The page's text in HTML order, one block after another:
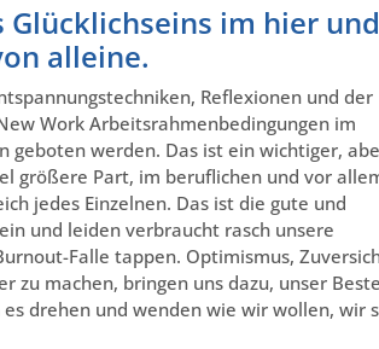
im hier und
alleine.
Reflexionen und der
Work Arbeitsrahmenbedingungen im
geboten werden. Das ist ein wichtiger,
größere Part, im beruflichen und vor
jedes Einzelnen. Das ist die gute und
und leiden verbraucht rasch unsere
Falle tappen. Optimismus,
zu machen, bringen uns dazu, unser
drehen und wenden wie wir wollen, wir